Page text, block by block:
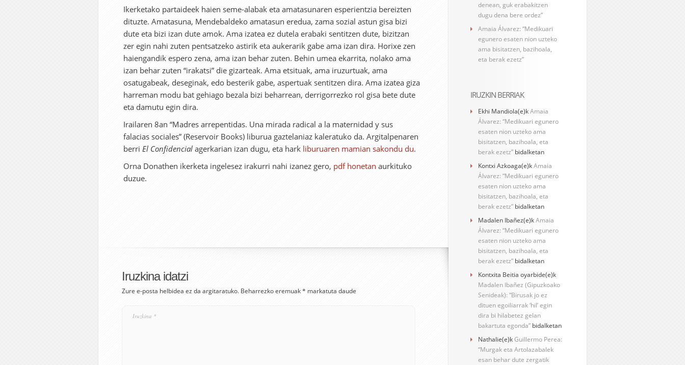
Ikerketako partaideek haien seme-alabak eta amatasunaren esperientzia bereizten
dituzte. Amatasuna, Mendebaldeko amatasun eredua, zama sozial astun gisa bizi
dute eta bizi izan dute amok. Ama izatea ez dutela erabaki sentitzen dute, bizitzan
zer egin nahi zuten pentsatzeko astirik eta aukerarik gabe ama izan dira. Horixe zen
haiengandik espero zena, ama izan behar zuten. Behin umea ekarrita, nolako ama
izan behar zuten “irakatsi” die gizarteak. Ama etsituak, ama iruzurtuak, ama
osatugabeak, deseginak, edo besterik gabe, aspertuak sentitzen dira. Ama izatea giza
harreman modu bat gehiago bezala bizi beharrean, derrigorrezko rol gisa bete dute
eta damutu egin dira.
Irailaren 8an “Madres arrepentidas. Una mirada radical a la maternidad y sus
falacias sociales” (Reservoir Books) liburua gaztelaniaz kaleratuko da. Argitalpenaren
berri El Confidencial agerkarian izan dugu, eta hark liburuaren mamian sakondu du.
Orna Donathen ikerketa ingelesez irakurri nahi izanez gero, pdf honetan aurkituko
duzue.
Iruzkina idatzi
Zure e-posta helbidea ez da argitaratuko. Beharrezko eremuak* markatuta daude
denean, guk erabakitzen
dugu dena bere ordez”
Amaia Álvarez: “Medikuari
egunero esaten nion uzteko
ama bisitatzen, bazihoala,
eta berak ezetz”
IRUZKIN BERRIAK
Ekhi Mandiola(e)kAmaia
Álvarez: “Medikuari egunero
esaten nion uzteko ama
bisitatzen, bazihoala, eta
berak ezetz” bidalketan
Kontxi Azkoaga(e)kAmaia
Álvarez: “Medikuari egunero
esaten nion uzteko ama
bisitatzen, bazihoala, eta
berak ezetz” bidalketan
Madalen Ibañez(e)kAmaia
Álvarez: “Medikuari egunero
esaten nion uzteko ama
bisitatzen, bazihoala, eta
berak ezetz” bidalketan
Kontxita Beitia oyarbide(e)k
Madalen Ibañez (Gipuzkoako
Senideak): “Birusak jo ez
dituen egoiliarrak ‘hil’ egin
dira bi hilabetez gelan
bakartuta egonda” bidalketan
Nathalie(e)kGuillermo Perea:
“Murgak eta Artolazabalek
esan behar dute zergatik